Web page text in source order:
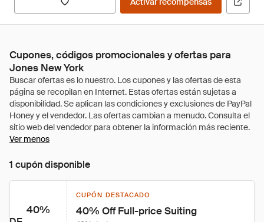
Cupones, códigos promocionales y ofertas para
Jones New York
Ver menos
1 cupón disponible
40%
CUPÓN DESTACADO
40% Off Full-price Suiting